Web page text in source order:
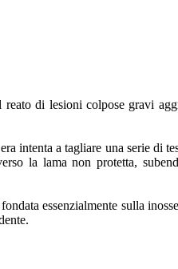
di lesioni colpose gravi
intenta a tagliare una serie di
la lama non protetta,
essenzialmente sulla